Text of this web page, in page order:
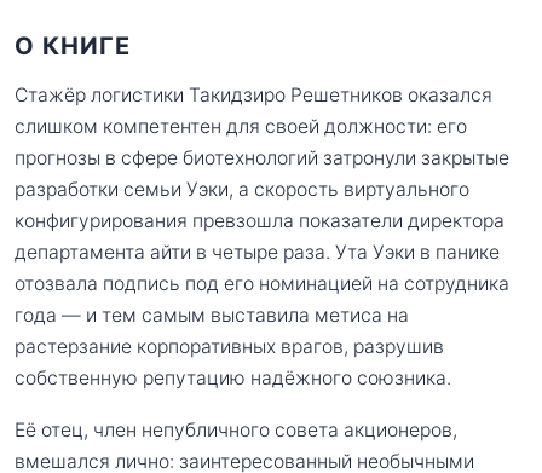
О КНИГЕ
Стажёр логистики Такидзиро Решетников оказался
слишком компетентен для своей должности: его
прогнозы в сфере биотехнологий затронули закрытые
разработки семьи Уэки, а скорость виртуального
конфигурирования превзошла показатели директора
департамента айти в четыре раза. Ута Уэки в панике
отозвала подпись под его номинацией на сотрудника
года — и тем самым выставила метиса на
растерзание корпоративных врагов, разрушив
собственную репутацию надёжного союзника.
Её отец, член непубличного совета акционеров,
вмешался лично: заинтересованный необычными